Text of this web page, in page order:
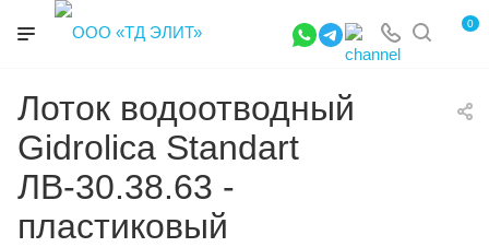
0
Лоток водоотводный
Gidrolica Standart
ЛВ-30.38.63 -
пластиковый